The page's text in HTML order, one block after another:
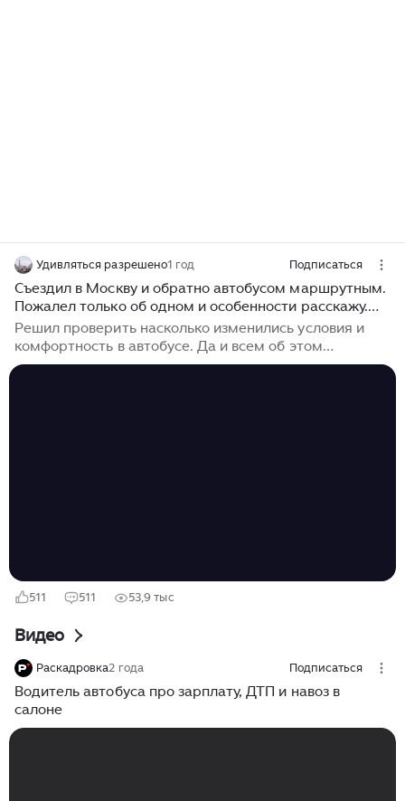
Удивляться разрешено1 год Подписаться
Съездил в Москву и обратно автобусом маршрутным.
Пожалел только об одном и особенности расскажу.
Компания Xbus
Решил проверить насколько изменились условия и
комфортность в автобусе. Да и всем об этом
рассказать. И вот он сайт. И место выбрано любимое
511 511 53,9 тыс
Видео
Раскадровка2 года Подписаться
Водитель автобуса про зарплату, ДТП и навоз в
салоне